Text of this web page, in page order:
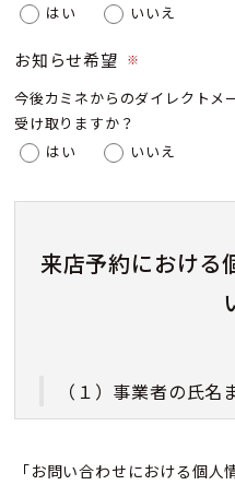
はい
いいえ
お知らせ希望 ※
今後カミネからのダイレクトメ
受け取りますか？
はい
いいえ
来店予約における
（１）事業者の氏名
「お問い合わせにおける個